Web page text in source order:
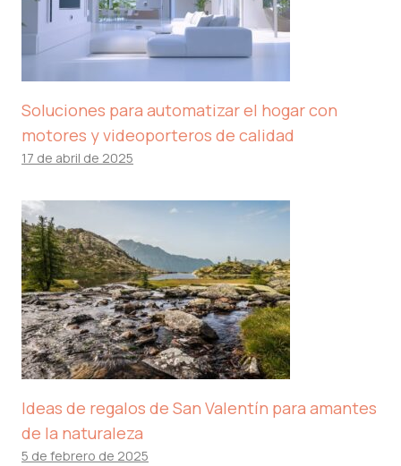
Soluciones para automatizar el hogar con
motores y videoporteros de calidad
17 de abril de 2025
Ideas de regalos de San Valentín para amantes
de la naturaleza
5 de febrero de 2025